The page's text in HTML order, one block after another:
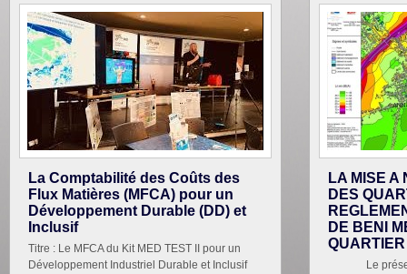
La Comptabilité des Coûts des
Flux Matières (MFCA) pour un
Développement Durable (DD) et
Inclusif
Titre : Le MFCA du Kit MED TEST II pour un
Développement Industriel Durable et Inclusif
LA MISE A
DES
DE BENI
Le présent